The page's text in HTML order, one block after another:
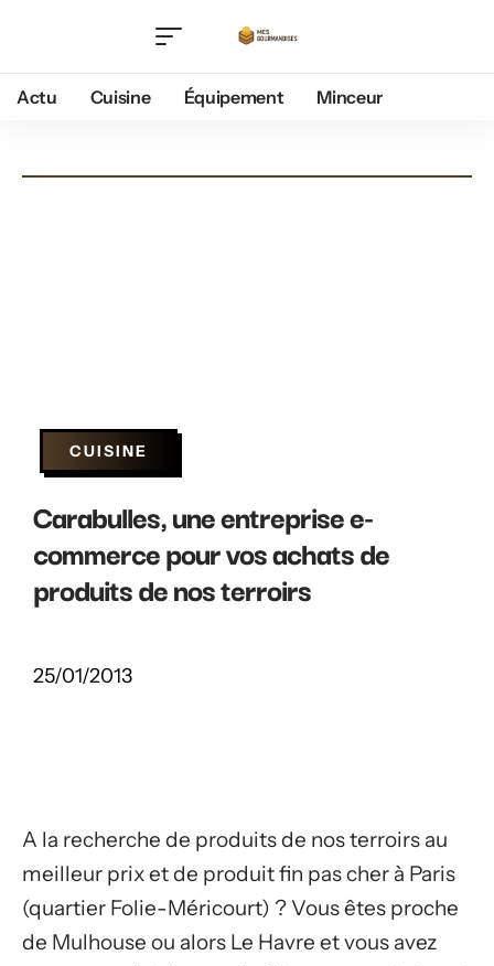
Actu Cuisine Équipement Minceur
CUISINE
Carabulles, une entreprise e-
commerce pour vos achats de
produits de nos terroirs
25/01/2013
A la recherche de produits de nos terroirs au
meilleur prix et de produit fin pas cher à Paris
(quartier Folie-Méricourt) ? Vous êtes proche
de Mulhouse ou alors Le Havre et vous avez